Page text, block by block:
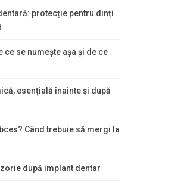
protecție pentru dinți
ce se numește așa și de ce
esențială înainte și după
Când trebuie să mergi la
după implant dentar